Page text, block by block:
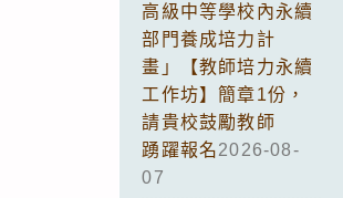
高級中等學校內永續
部門養成培力計
畫」【教師培力永續
工作坊】簡章1份，
請貴校鼓勵教師
踴躍報名2026-08-
07